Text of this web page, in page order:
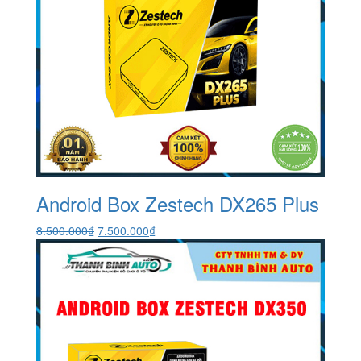
Android Box Zestech DX265 Plus
8.500.000₫ Giá
gốc
là:
8.500.000₫.
7.500.000₫Giá
hiện
tại